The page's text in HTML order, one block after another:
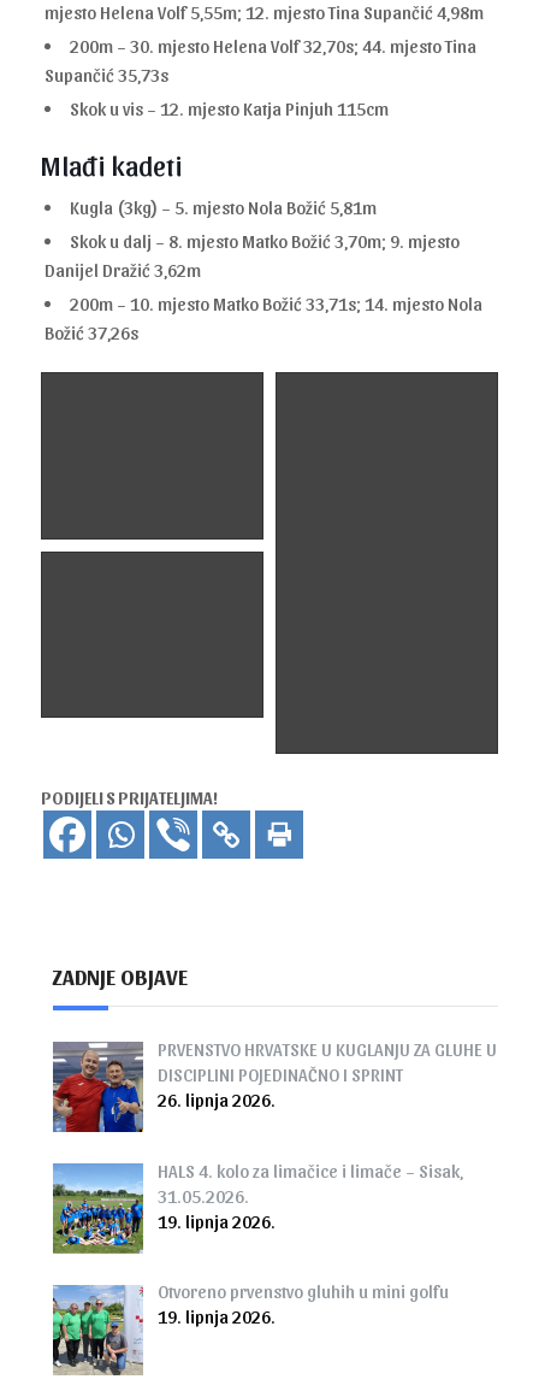
mjesto Helena Volf 5,55m; 12. mjesto Tina Supančić 4,98m
200m – 30. mjesto Helena Volf 32,70s; 44. mjesto Tina
Supančić 35,73s
Skok u vis – 12. mjesto Katja Pinjuh 115cm
Mlađi kadeti
Kugla (3kg) – 5. mjesto Nola Božić 5,81m
Skok u dalj – 8. mjesto Matko Božić 3,70m; 9. mjesto
Danijel Dražić 3,62m
200m – 10. mjesto Matko Božić 33,71s; 14. mjesto Nola
Božić 37,26s
PODIJELI S PRIJATELJIMA!
ZADNJE OBJAVE
PRVENSTVO HRVATSKE U KUGLANJU ZA GLUHE U
DISCIPLINI POJEDINAČNO I SPRINT
26. lipnja 2026.
HALS 4. kolo za limačice i limače – Sisak,
31.05.2026.
19. lipnja 2026.
Otvoreno prvenstvo gluhih u mini golfu
19. lipnja 2026.